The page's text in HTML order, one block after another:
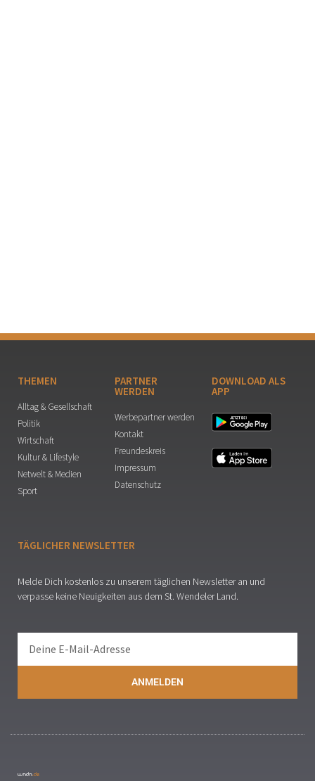
THEMEN
Alltag & Gesellschaft
Politik
Wirtschaft
Kultur & Lifestyle
Netwelt & Medien
Sport
PARTNER
WERDEN
Werbepartner werden
Kontakt
Freundeskreis
Impressum
Datenschutz
DOWNLOAD ALS
APP
TÄGLICHER NEWSLETTER
Melde Dich kostenlos zu unserem täglichen Newsletter an und
verpasse keine Neuigkeiten aus dem St. Wendeler Land.
ANMELDEN